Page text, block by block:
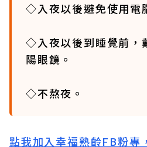
◇入夜以後避免使用電
◇入夜以後到睡覺前，
陽眼鏡。
◇不熬夜。
點我加入幸福熟齡FB粉專